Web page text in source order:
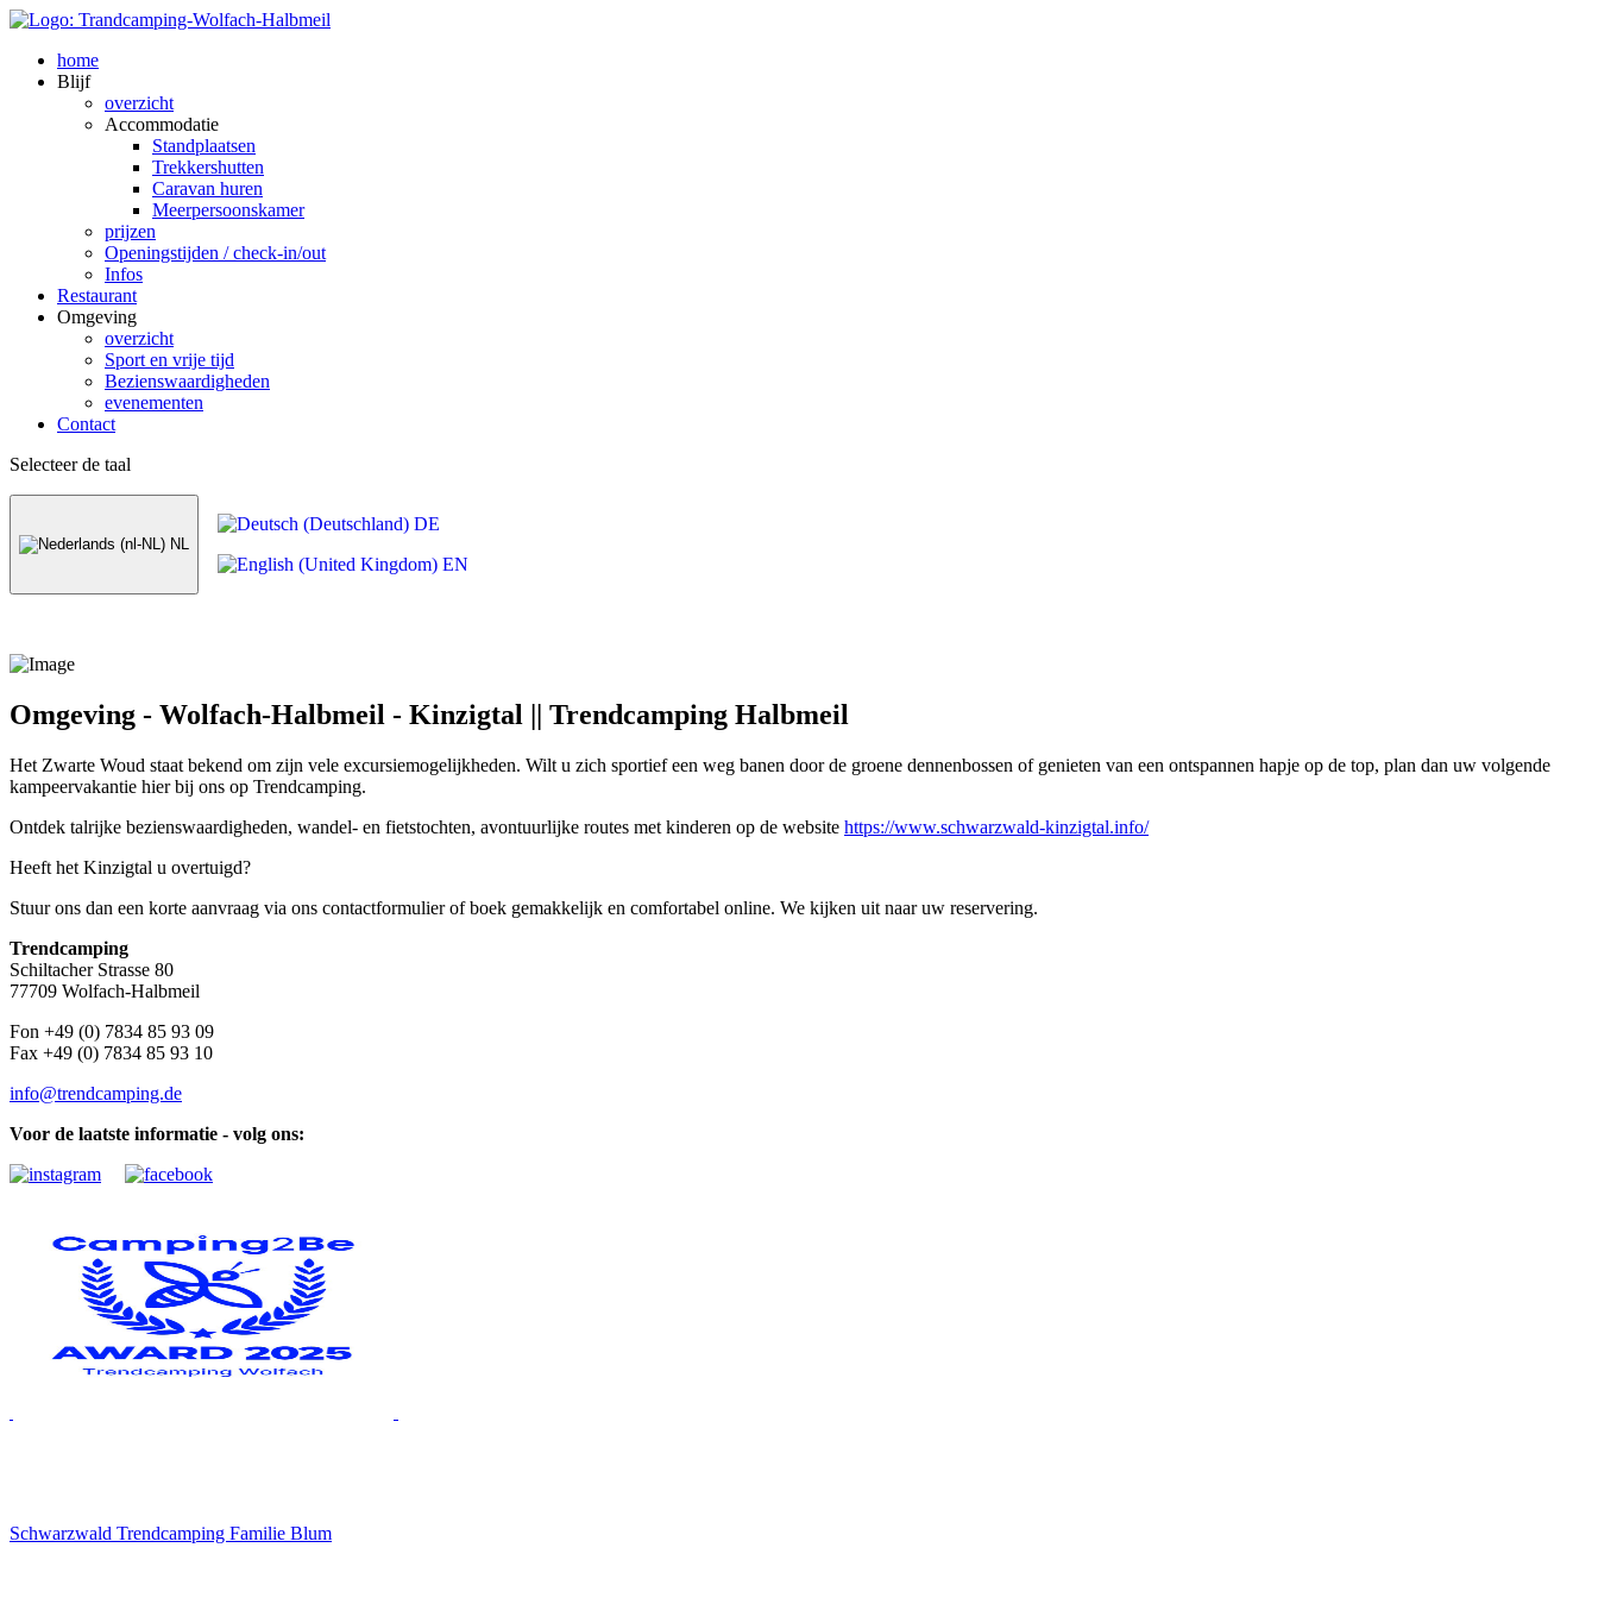
home
Blijf
overzicht
Accommodatie
Standplaatsen
Trekkershutten
Caravan huren
Meerpersoonskamer
prijzen
Openingstijden / check-in/out
Infos
Restaurant
Omgeving
overzicht
Sport en vrije tijd
Bezienswaardig­heden
evenementen
Contact
Selecteer de taal
NL
DE
EN
Omgeving - Wolfach-Halbmeil - Kinzigtal || Trendcamping Halbmeil
Het Zwarte Woud staat bekend om zijn vele excursiemogelijkheden. Wilt u zich sportief een weg banen door de groene dennenbossen of genieten van een ontspannen hapje op de top, plan dan uw volgende
kampeervakantie hier bij ons op Trendcamping.
Ontdek talrijke bezienswaardigheden, wandel- en fietstochten, avontuurlijke routes met kinderen op de website https://www.schwarzwald-kinzigtal.info/
Heeft het Kinzigtal u overtuigd?
Stuur ons dan een korte aanvraag via ons contactformulier of boek gemakkelijk en comfortabel online. We kijken uit naar uw reservering.
Trendcamping
Schiltacher Strasse 80
77709 Wolfach-Halbmeil
Fon +49 (0) 7834 85 93 09
Fax +49 (0) 7834 85 93 10
info@trendcamping.de
Voor de laatste informatie - volg ons:
Schwarzwald Trendcamping Familie Blum